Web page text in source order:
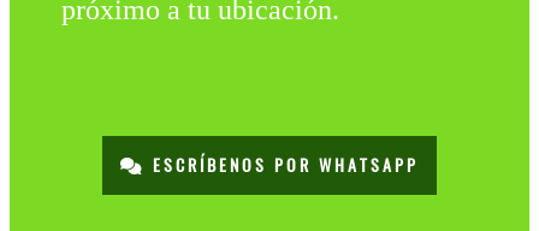
próximo a tu ubicación.
ESCRÍBENOS POR WHATSAPP